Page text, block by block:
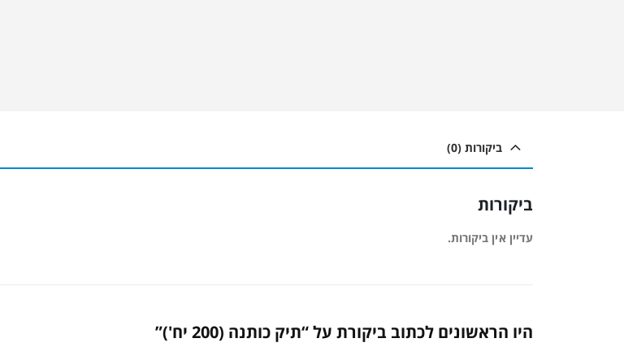
ביקורות (0)
ביקורות
עדיין אין ביקורות.
היו הראשונים לכתוב ביקורת על “תיק כותנה (200 יח')”